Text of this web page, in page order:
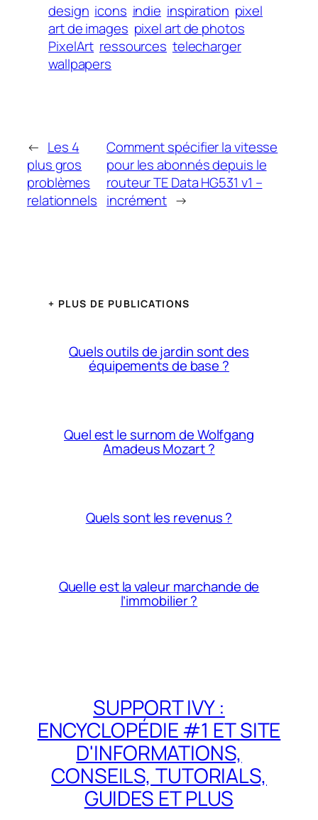
design icons indie inspiration pixel
art de images pixel art de photos
PixelArt ressources telecharger
wallpapers
← Les 4
plus gros
problèmes
relationnels
Comment spécifier la vitesse
pour les abonnés depuis le
routeur TE Data HG531 v1 –
incrément →
+ PLUS DE PUBLICATIONS
Quels outils de jardin sont des
équipements de base ?
Quel est le surnom de Wolfgang
Amadeus Mozart ?
Quels sont les revenus ?
Quelle est la valeur marchande de
l’immobilier ?
SUPPORT IVY :
ENCYCLOPÉDIE #1 ET SITE
D'INFORMATIONS,
CONSEILS, TUTORIALS,
GUIDES ET PLUS